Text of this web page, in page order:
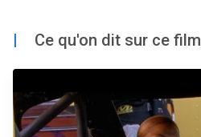
| Ce qu'on dit sur ce film